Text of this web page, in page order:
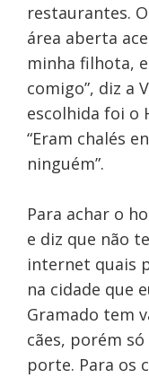
restaurantes.
área aberta
minha filhota,
comigo”, diz a
escolhida foi o
“Eram chalés
ninguém”.
Para achar o
e diz que não
internet quais
na cidade que
Gramado tem
cães, porém
porte. Para os